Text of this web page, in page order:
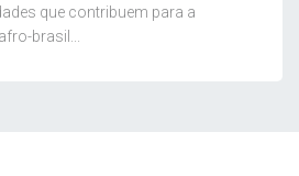
que contribuem para a
brasil...